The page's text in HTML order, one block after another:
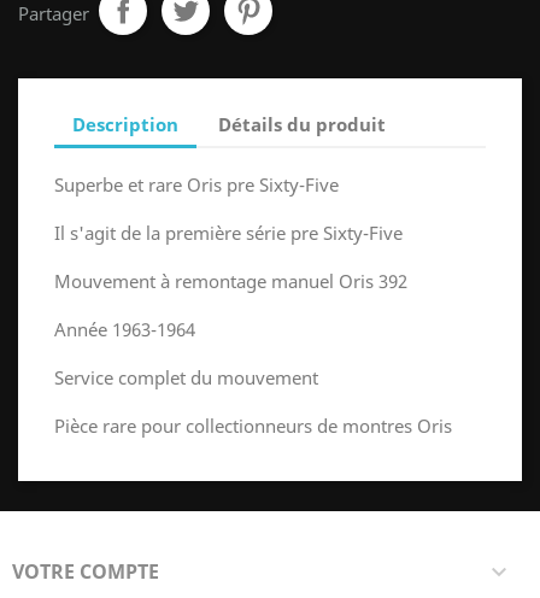
Partager
Description Détails du produit
Superbe et rare Oris pre Sixty-Five
Il s'agit de la première série pre Sixty-Five
Mouvement à remontage manuel Oris 392
Année 1963-1964
Service complet du mouvement
Pièce rare pour collectionneurs de montres Oris
VOTRE COMPTE 